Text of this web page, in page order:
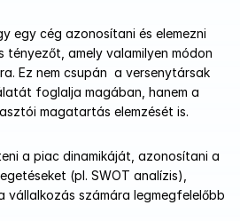
egy cég azonosítani és elemezni
tényezőt, amely valamilyen módon
Ez nem csupán  a versenytársak
foglalja magában, hanem a
magatartás elemzését is.
a piac dinamikáját, azonosítani a
(pl. SWOT analízis),
vállalkozás számára legmegfelelőbb